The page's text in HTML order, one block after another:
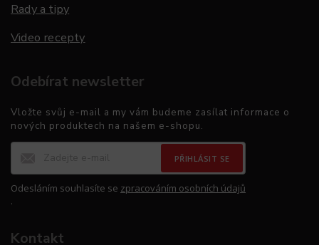
Rady a tipy
Video recepty
Odebírat newsletter
Vložte svůj e-mail a my vám budeme zasílat informace o
nových produktech na našem e-shopu.
PŘIHLÁSIT SE
Odesláním souhlasíte se zpracováním osobních údajů
.
Kontakt